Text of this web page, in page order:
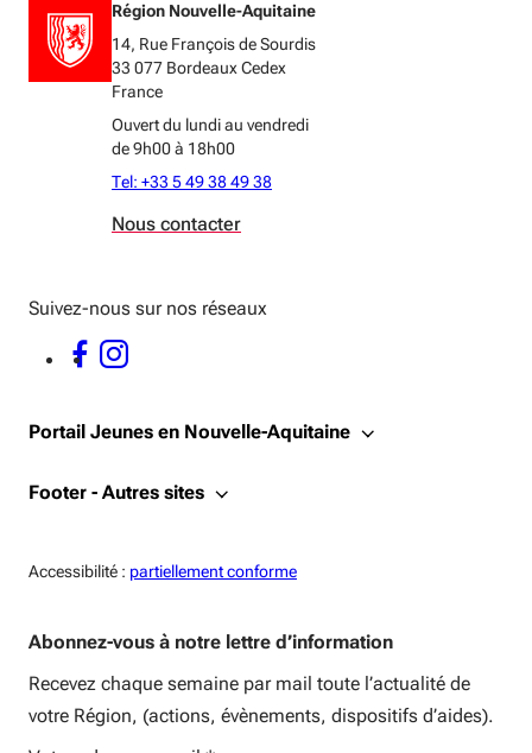
Région Nouvelle-Aquitaine
14, Rue François de Sourdis
33 077 Bordeaux Cedex
France
Ouvert du lundi au vendredi
de 9h00 à 18h00
Tel: +33 5 49 38 49 38
Nous contacter
Suivez-nous sur nos réseaux
FACEBOOK - OUVERTURE DANS UNE NOUVELLE FENÊTRE
INSTAGRAM - OUVERTURE DANS UNE NOUVELLE FENÊTRE
Portail Jeunes en Nouvelle-Aquitaine
Footer - Autres sites
Accessibilité : Accessiblité:
partiellement conforme
Abonnez-vous à notre lettre d’information
Recevez chaque semaine par mail toute l’actualité de
votre Région, (actions, évènements, dispositifs d’aides).